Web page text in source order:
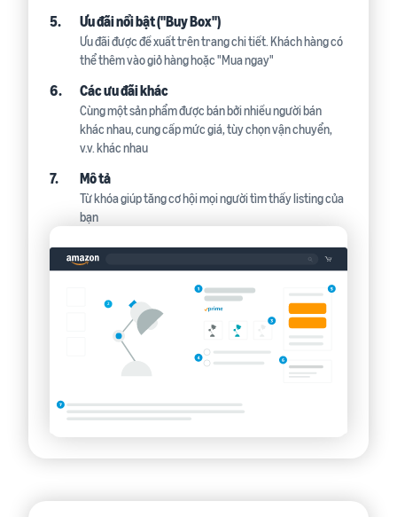
trong hành trình bán hàng
5. Ưu đãi nổi bật ("Buy Box")
Ưu đãi được đề xuất trên trang chi tiết. Khách hàng có
thể thêm vào giỏ hàng hoặc "Mua ngay"
6. Các ưu đãi khác
Cùng một sản phẩm được bán bởi nhiều người bán
khác nhau, cung cấp mức giá, tùy chọn vận chuyển,
v.v. khác nhau
7. Mô tả
Từ khóa giúp tăng cơ hội mọi người tìm thấy listing của
bạn